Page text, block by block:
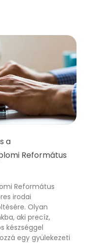
a
Református
Református
irodai
Olyan
aki precíz,
készséggel
egy gyülekezeti